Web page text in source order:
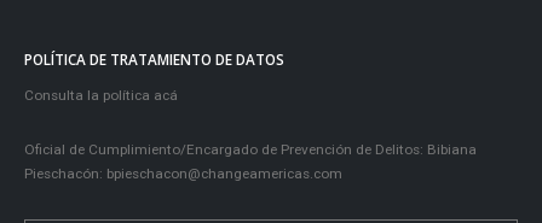
POLÍTICA DE TRATAMIENTO DE DATOS
Consulta la política acá
Oficial de Cumplimiento/Encargado de Prevención de Delitos: Bibiana
Pieschacón: bpieschacon@changeamericas.com